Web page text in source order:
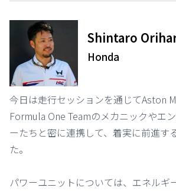
Shintaro
Honda
今日は走行セッションを通じてAston
Formula One Teamのメカニックやエ
ーたちと密に連携して、着実に前進す
た。
パワーユニットについては、エネルギ